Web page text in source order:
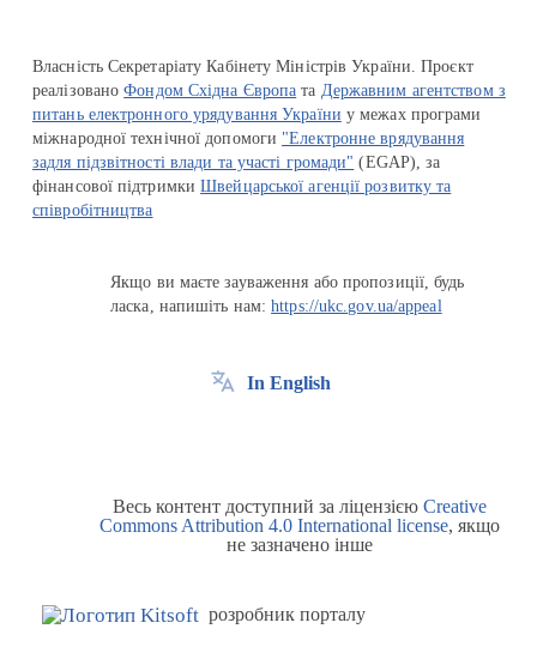
Власність Секретаріату Кабінету Міністрів України. Проєкт
реалізованоФондом Східна Європа та Державним агентством з
питань електронного урядування України у межах програми
міжнародної технічної допомоги "Електронне врядування
задля підзвітності влади та участі громади" (EGAP), за
фінансової підтримкиШвейцарської агенції розвитку та
співробітництва
Якщо ви маєте зауваження або пропозиції, будь
ласка, напишіть нам:https://ukc.gov.ua/appeal
In English
Весь контент доступний за ліцензією Creative
Commons Attribution 4.0 International license, якщо
не зазначено інше
розробник порталу